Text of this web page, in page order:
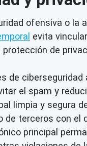
ofensiva o la
evita
protección de
de
el spam y
limpia y segura
de terceros con el
principal